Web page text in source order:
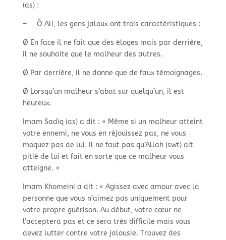
(as) :
–Ô Ali, les gens jaloux ont trois caractéristiques :
Ø En face il ne fait que des éloges mais par derrière,
il ne souhaite que le malheur des autres.
Ø Par derrière, il ne donne que de faux témoignages.
Ø Lorsqu’un malheur s’abat sur quelqu’un, il est
heureux.
Imam Sadiq (as) a dit : « Même si un malheur atteint
votre ennemi, ne vous en réjouissez pas, ne vous
moquez pas de lui. Il ne faut pas qu’Allah (swt) ait
pitié de lui et fait en sorte que ce malheur vous
atteigne. »
Imam Khomeini a dit : « Agissez avec amour avec la
personne que vous n’aimez pas uniquement pour
votre propre guérison. Au début, votre cœur ne
l’acceptera pas et ce sera très difficile mais vous
devez lutter contre votre jalousie. Trouvez des